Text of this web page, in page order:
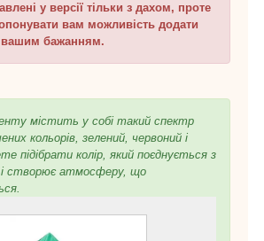
у версії тільки з дахом, проте
вам можливість додати
вашим бажанням.
містить у собі такий спектр
кольорів, зелений, червоний і
підібрати колір, який поєднується з
створює атмосферу, що